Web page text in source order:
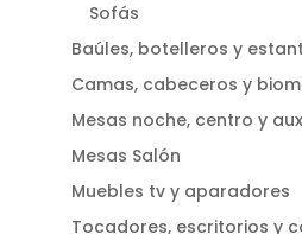
Sofás
Baúles, botelleros y
Camas, cabeceros y
Mesas noche, centro y
Mesas Salón
Muebles tv y aparadores
Tocadores, escritorios y